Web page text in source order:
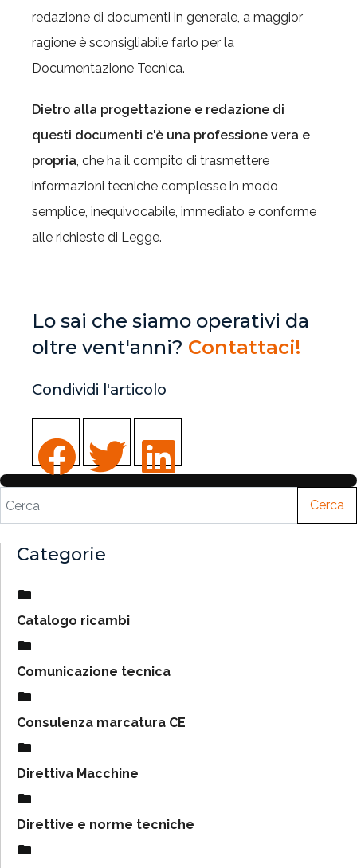
redazione di documenti in generale, a maggior
ragione è sconsigliabile farlo per la
Documentazione Tecnica.
Dietro alla progettazione e redazione di
questi documenti c'è una professione vera e
propria, che ha il compito di trasmettere
informazioni tecniche complesse in modo
semplice, inequivocabile, immediato e conforme
alle richieste di Legge.
Lo sai che siamo operativi da
oltre vent'anni? Contattaci!
Condividi l'articolo
Cerca
Categorie
Catalogo ricambi
Comunicazione tecnica
Consulenza marcatura CE
Direttiva Macchine
Direttive e norme tecniche